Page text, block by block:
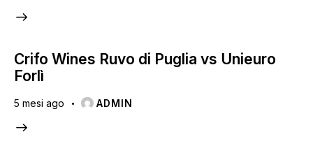
Crifo Wines Ruvo di Puglia vs Unieuro
Forlì
5 mesi ago ADMIN